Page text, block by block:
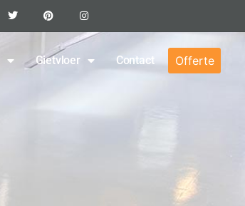
Gietvloer Contact Offerte